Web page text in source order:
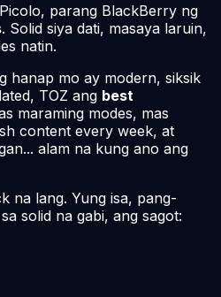
parang BlackBerry ng
. Solid siya dati, masaya laruin,
natin.
hanap mo ay modern, siksik
TOZ ang best
maraming modes, mas
content every week, at
alam na kung ano ang
na lang. Yung isa, pang-
solid na gabi, ang sagot: